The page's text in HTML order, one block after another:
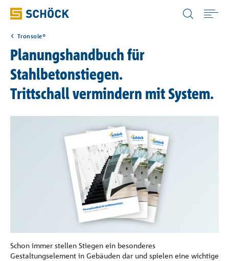
Anwendungen
Digitale Lösungen
Referenzen
Austria (AT) Deutsch
Tronsole®
Planungshandbuch für
Stahlbetonstiegen.
Trittschall vermindern mit System.
Schon immer stellen Stiegen ein besonderes
Gestaltungselement in Gebäuden dar und spielen eine wichtige